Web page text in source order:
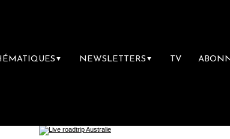
▼ NEWSLETTERS ▼ TV